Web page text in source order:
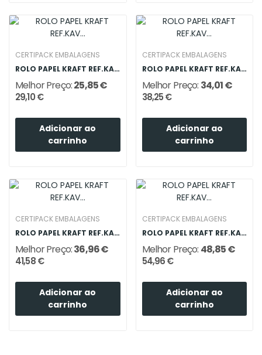
CERTIPACK EMBALAGENS
ROLO PAPEL KRAFT REF.KAV 60G 0.75X200M
Melhor Preço:25,85 €
29,10 €
Adicionar ao
carrinho
CERTIPACK EMBALAGENS
ROLO PAPEL KRAFT REF.KAV 60G 0.98X200M
Melhor Preço: 34,01 €
38,25 €
Adicionar ao
carrinho
CERTIPACK EMBALAGENS
ROLO PAPEL KRAFT REF.KAV 90G 0.75X200M
Melhor Preço:36,96 €
41,58 €
Adicionar ao
carrinho
CERTIPACK EMBALAGENS
ROLO PAPEL KRAFT REF.KAV 90G 0.98X200M
Melhor Preço: 48,85 €
54,96 €
Adicionar ao
carrinho